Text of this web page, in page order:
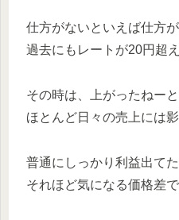
仕方がないといえば仕方が
過去にもレートが20円超
その時は、上がったねー
ほとんど日々の売上には
普通にしっかり利益出て
それほど気になる価格差